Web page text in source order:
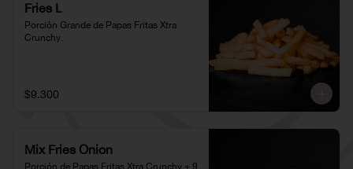
Fries L
Porción Grande de Papas Fritas Xtra
Crunchy.
$9.300
Mix Fries Onion
Porción de Papas Fritas Xtra Crunchy + 9